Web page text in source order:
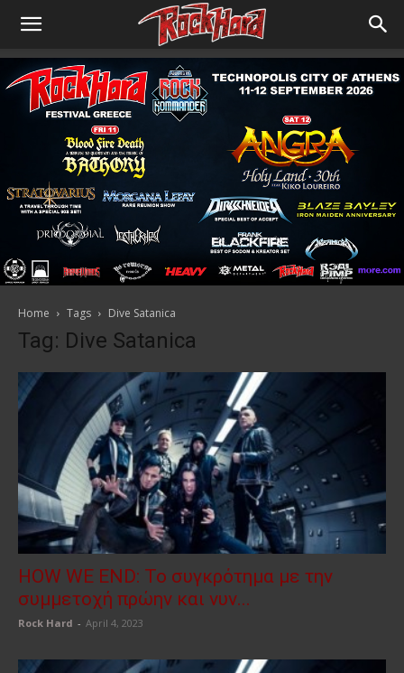
Home Tags Dive Satanica
Tag: Dive Satanica
HOW WE END: Το συγκρότημα με την
συμμετοχή πρώην και νυν...
Rock Hard - April 4, 2023